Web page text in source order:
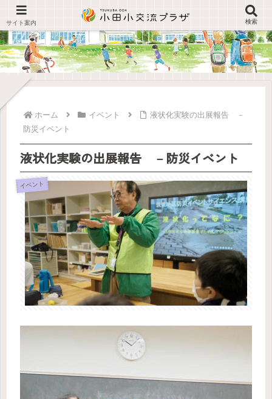
ホーム イベント
液状化実験の出展報告 －
防災イベント
液状化実験の出展報告 －防災イベント
イベント
検索